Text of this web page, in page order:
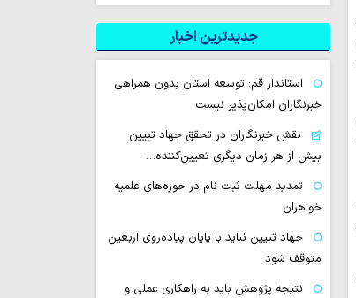
جدیدترین اخبار
استاندار قم: توسعه استان بدون همراهی
خبرنگاران امکان‌پذیر نیست
نقش خبرنگاران در تحقق جهاد تبیین
بیش از هر زمان دیگری تعیین‌کننده…
تمدید مهلت ثبت نام در حوزه‌های علمیه
خواهران
جهاد تبیین نباید با پایان پیاده‌روی اربعین
متوقف شود
نتیجه پژوهش باید به راهکاری عملی و